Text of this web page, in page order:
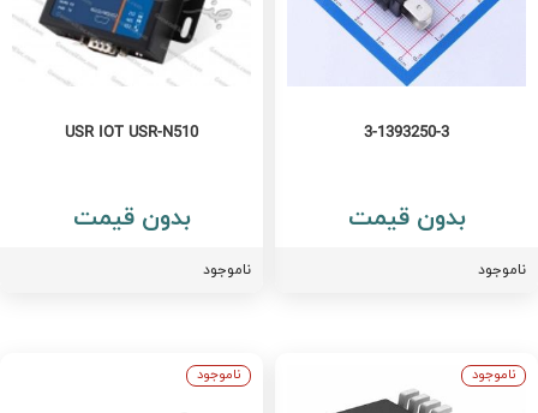
3-1393250-3
بدون قیمت
USR IOT USR-N510
بدون قیمت
ناموجود
ناموجود ناموجود